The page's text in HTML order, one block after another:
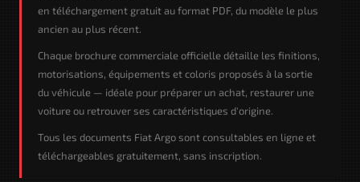
en téléchargement gratuit au format PDF, du modèle le plus
ancien au plus récent.
Chaque brochure commerciale officielle détaille les finitions,
motorisations, équipements et coloris proposés à la sortie
du véhicule — idéale pour préparer un achat, restaurer une
voiture ou retrouver ses caractéristiques d'origine.
Tous les documents Fiat Argo sont consultables en ligne et
téléchargeables gratuitement, sans inscription.